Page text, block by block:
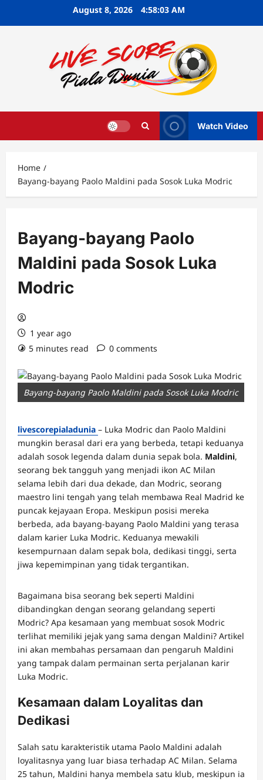
August 8, 2026 4:58:04 AM
Watch Video
Home
Bayang-bayang Paolo Maldini pada Sosok Luka Modric
Bayang-bayang Paolo
Maldini pada Sosok Luka
Modric
1 year ago
5 minutes read
0 comments
Bayang-bayang Paolo Maldini pada Sosok Luka Modric
livescorepialadunia – Luka Modric dan Paolo Maldini
mungkin berasal dari era yang berbeda, tetapi keduanya
adalah sosok legenda dalam dunia sepak bola. Maldini,
seorang bek tangguh yang menjadi ikon AC Milan
selama lebih dari dua dekade, dan Modric, seorang
maestro lini tengah yang telah membawa Real Madrid ke
puncak kejayaan Eropa. Meskipun posisi mereka
berbeda, ada bayang-bayang Paolo Maldini yang terasa
dalam karier Luka Modric. Keduanya mewakili
kesempurnaan dalam sepak bola, dedikasi tinggi, serta
jiwa kepemimpinan yang tidak tergantikan.
Bagaimana bisa seorang bek seperti Maldini
dibandingkan dengan seorang gelandang seperti
Modric? Apa kesamaan yang membuat sosok Modric
terlihat memiliki jejak yang sama dengan Maldini? Artikel
ini akan membahas persamaan dan pengaruh Maldini
yang tampak dalam permainan serta perjalanan karir
Luka Modric.
Kesamaan dalam Loyalitas dan
Dedikasi
Salah satu karakteristik utama Paolo Maldini adalah
loyalitasnya yang luar biasa terhadap AC Milan. Selama
25 tahun, Maldini hanya membela satu klub, meskipun ia